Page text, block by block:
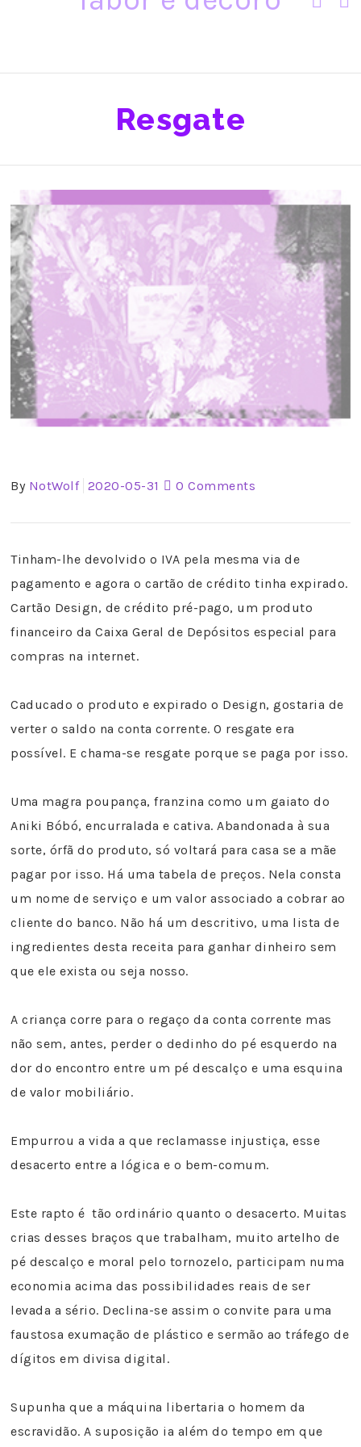
Resgate
By NotWolf 2020-05-31 0 Comments
Tinham-lhe devolvido o IVA pela mesma via de
pagamento e agora o cartão de crédito tinha expirado.
Cartão Design, de crédito pré-pago, um produto
financeiro da Caixa Geral de Depósitos especial para
compras na internet.
Caducado o produto e expirado o Design, gostaria de
verter o saldo na conta corrente. O resgate era
possível. E chama-se resgate porque se paga por isso.
Uma magra poupança, franzina como um gaiato do
Aniki Bóbó, encurralada e cativa. Abandonada à sua
sorte, órfã do produto, só voltará para casa se a mãe
pagar por isso. Há uma tabela de preços. Nela consta
um nome de serviço e um valor associado a cobrar ao
cliente do banco. Não há um descritivo, uma lista de
ingredientes desta receita para ganhar dinheiro sem
que ele exista ou seja nosso.
A criança corre para o regaço da conta corrente mas
não sem, antes, perder o dedinho do pé esquerdo na
dor do encontro entre um pé descalço e uma esquina
de valor mobiliário.
Empurrou a vida a que reclamasse injustiça, esse
desacerto entre a lógica e o bem-comum.
Este rapto é tão ordinário quanto o desacerto. Muitas
crias desses braços que trabalham, muito artelho de
pé descalço e moral pelo tornozelo, participam numa
economia acima das possibilidades reais de ser
levada a sério. Declina-se assim o convite para uma
faustosa exumação de plástico e sermão ao tráfego de
dígitos em divisa digital.
Supunha que a máquina libertaria o homem da
escravidão. A suposição ia além do tempo em que